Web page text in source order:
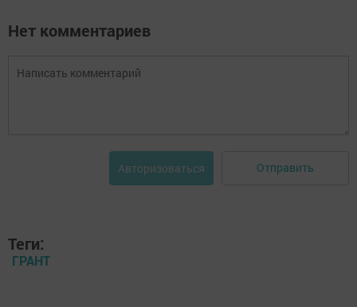
Нет комментариев
Авторизоваться Отправить
Теги:
ГРАНТ